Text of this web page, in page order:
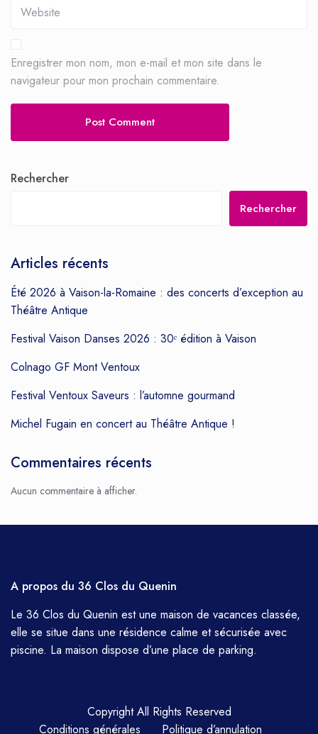
Enregistrer mon nom, mon e-mail et mon site dans le
navigateur pour mon prochain commentaire.
Rechercher
Rechercher
Articles récents
Été 2026 à Vaison-la-Romaine : des concerts d’exception au
Théâtre Antique
Festival Vaison Danses 2026 : 30ᵉ édition à Vaison
Colnago GF Mont Ventoux
Festival Ventoux Saveurs : l’automne gourmand
Michel Fugain en concert au Théâtre Antique !
Commentaires récents
Aucun commentaire à afficher.
A propos du 36 Clos du Quenin
Le 36 Clos du Quenin est une maison de vacances classée,
elle se situe dans une résidence calme et sécurisée avec
piscine. La maison dispose d’une place de parking.
Copyright All Rights Reserved
Conditions générales
Politique d’annulation